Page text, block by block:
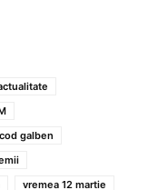
cod galben
vremea 12 martie